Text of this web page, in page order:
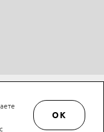
Все права защищены.
и защите персональных
OK